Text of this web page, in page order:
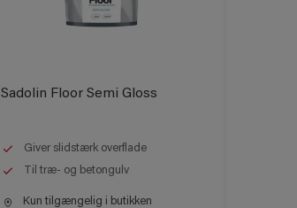
Sadolin Floor Semi Gloss
Giver slidstærk overflade
Til træ- og betongulv
Kun tilgængelig i butikken